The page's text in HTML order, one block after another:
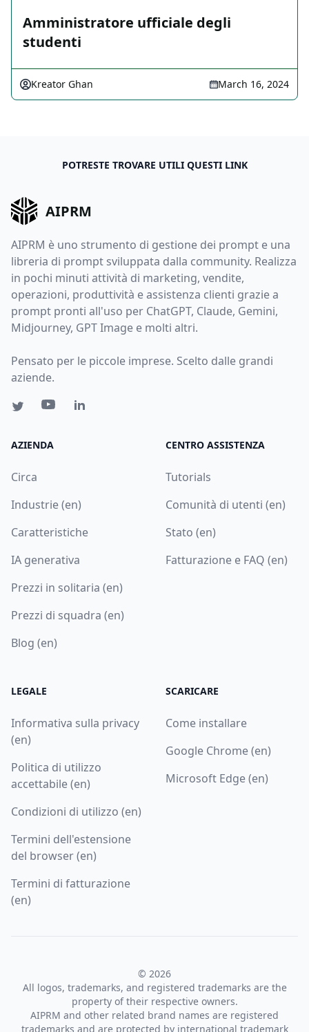
Amministratore ufficiale degli
studenti
Kreator Ghan March 16, 2024
POTRESTE TROVARE UTILI QUESTI LINK
AIPRM
AIPRM è uno strumento di gestione dei prompt e una
libreria di prompt sviluppata dalla community. Realizza
in pochi minuti attività di marketing, vendite,
operazioni, produttività e assistenza clienti grazie a
prompt pronti all'uso per ChatGPT, Claude, Gemini,
Midjourney, GPT Image e molti altri.
Pensato per le piccole imprese. Scelto dalle grandi
aziende.
AZIENDA
Circa
Industrie (en)
Caratteristiche
IA generativa
Prezzi in solitaria (en)
Prezzi di squadra (en)
Blog (en)
CENTRO ASSISTENZA
Tutorials
Comunità di utenti (en)
Stato (en)
Fatturazione e FAQ (en)
LEGALE
Informativa sulla privacy
(en)
Politica di utilizzo
accettabile (en)
Condizioni di utilizzo (en)
Termini dell'estensione
del browser (en)
Termini di fatturazione
(en)
SCARICARE
Come installare
Google Chrome (en)
Microsoft Edge (en)
© 2026
All logos, trademarks, and registered trademarks are the
property of their respective owners.
AIPRM and other related brand names are registered
trademarks and are protected by international trademark